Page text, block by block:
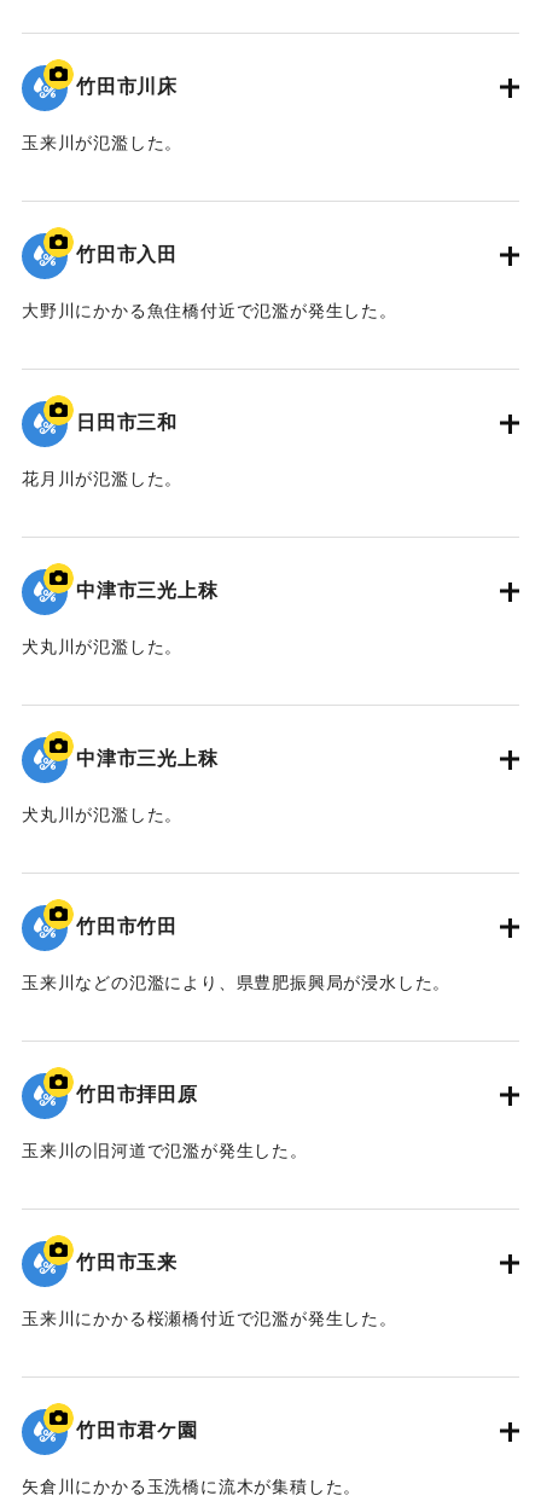
｜固有コード:09922060
竹田市川床
玉来川が氾濫した。
｜固有コード:09922059
竹田市入田
大野川にかかる魚住橋付近で氾濫が発生した。
｜固有コード:09922058
日田市三和
花月川が氾濫した。
｜固有コード:09922057
中津市三光上秣
犬丸川が氾濫した。
｜固有コード:09922056
中津市三光上秣
犬丸川が氾濫した。
｜固有コード:09922055
竹田市竹田
玉来川などの氾濫により、県豊肥振興局が浸水した。
｜固有コード:09922054
竹田市拝田原
玉来川の旧河道で氾濫が発生した。
｜固有コード:09922053
竹田市玉来
玉来川にかかる桜瀬橋付近で氾濫が発生した。
｜固有コード:09922052
竹田市君ケ園
矢倉川にかかる玉洗橋に流木が集積した。